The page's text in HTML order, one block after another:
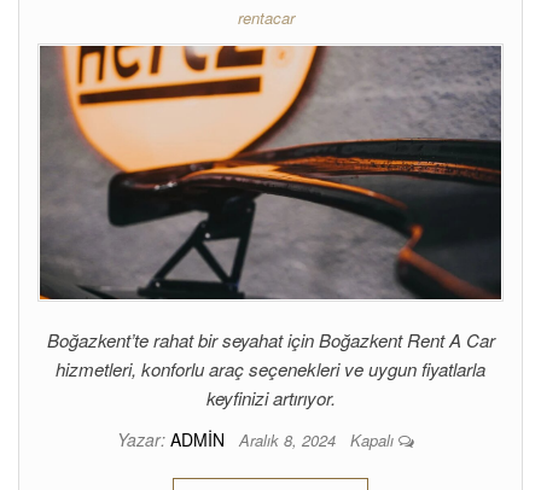
rentacar
Boğazkent’te rahat bir seyahat için Boğazkent Rent A Car
hizmetleri, konforlu araç seçenekleri ve uygun fiyatlarla
keyfinizi artırıyor.
Yazar: ADMIN Aralık 8, 2024 Kapalı